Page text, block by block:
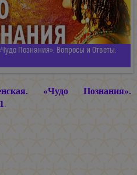
Познания». Вопросы и Ответы.
«Чудо Познания».
.